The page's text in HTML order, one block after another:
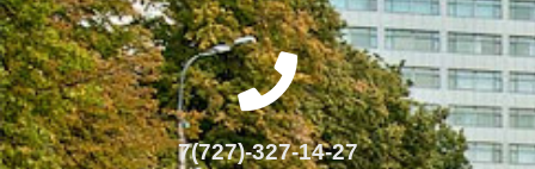
7(727)-327-14-27